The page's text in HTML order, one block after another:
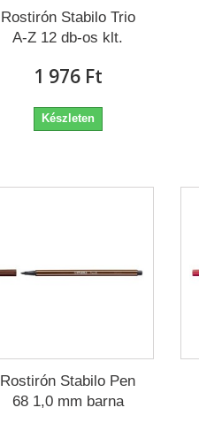
Rostirón Stabilo Trio
A-Z 12 db-os klt.
1 976 Ft‎
Készleten
Rostirón Stabilo Pen
68 1,0 mm barna